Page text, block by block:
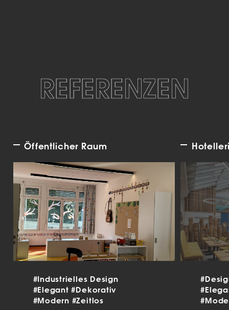
REFERENZEN
Öffentlicher Raum
#Industrielles Design
#Elegant#Dekorativ
#Modern #Zeitlos